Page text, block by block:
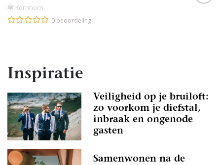
Kornhorn
0 beoordeling
Inspiratie
Veiligheid op je bruiloft:
zo voorkom je diefstal,
inbraak en ongenode
gasten
Samenwonen na de